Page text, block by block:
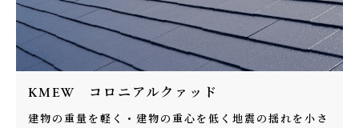
KMEW コロニアルクァッド
建物の重量を軽く・建物の重心を低く地震の揺れを小さ